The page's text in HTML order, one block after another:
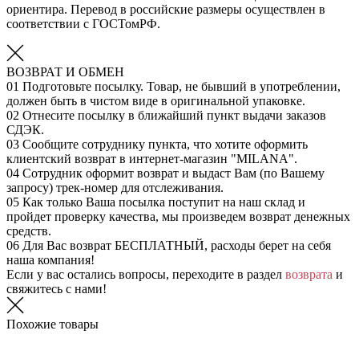
ориентира. Перевод в российские размеры осуществлен в
соответствии с ГОСТомРФ.
ВОЗВРАТ И ОБМЕН
01 Подготовьте посылку. Товар, не бывший в употреблении,
должен быть в чистом виде в оригинальной упаковке.
02 Отнесите посылку в ближайший пункт выдачи заказов
СДЭК.
03 Сообщите сотруднику пункта, что хотите оформить
клиентский возврат в интернет-магазин "MILANA".
04 Сотрудник оформит возврат и выдаст Вам (по Вашему
запросу) трек-номер для отслеживания.
05 Как только Ваша посылка поступит на наш склад и
пройдет проверку качества, мы произведем возврат денежных
средств.
06 Для Вас возврат БЕСПЛАТНЫЙ, расходы берет на себя
наша компания!
Если у вас остались вопросы, переходите в раздел возврата и
свяжитесь с нами!
Похожие товары